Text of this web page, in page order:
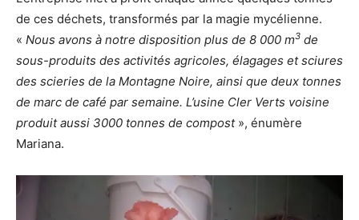
de ces déchets, transformés par la magie mycélienne.
« Nous avons à notre disposition plus de 8 000 m3 de
sous-produits des activités agricoles, élagages et sciures
des scieries de la Montagne Noire, ainsi que deux tonnes
de marc de café par semaine. L’usine Cler Verts voisine
produit aussi 3000 tonnes de compost », énumère
Mariana.